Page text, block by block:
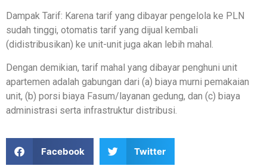
Dampak Tarif: Karena tarif yang dibayar pengelola ke PLN
sudah tinggi, otomatis tarif yang dijual kembali
(didistribusikan) ke unit-unit juga akan lebih mahal.
Dengan demikian, tarif mahal yang dibayar penghuni unit
apartemen adalah gabungan dari (a) biaya murni pemakaian
unit, (b) porsi biaya Fasum/layanan gedung, dan (c) biaya
administrasi serta infrastruktur distribusi.
Facebook Twitter